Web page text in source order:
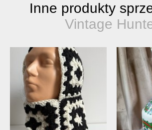
Inne produkty
Vintage